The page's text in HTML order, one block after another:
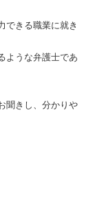
できる職業に就き
ような弁護士であ
聞きし、分かりや